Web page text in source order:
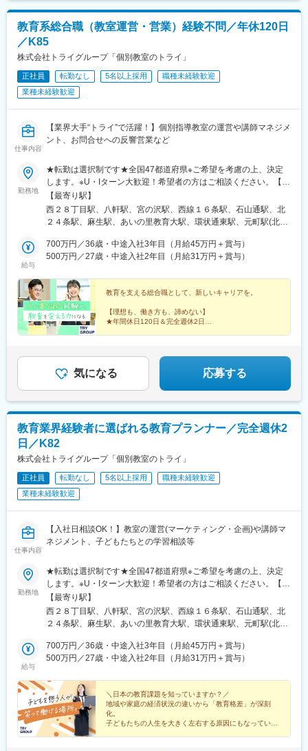
駅、大森台駅、蘇我駅、本千葉駅、葭川公園駅、浜野駅、京成船
橋駅、新船橋駅、公津の杜駅、柏駅、船橋駅、印旛日本医大駅、
印西牧の原駅、鉄道博物館駅、さいたま新都心駅、川口駅、北大
宮駅、大宮駅(埼玉県)、東大宮駅、与野本町駅、南与野駅、北本
駅、谷町四丁目駅、なんば駅(地下鉄)、大阪ビジネスパーク駅、心
斎橋駅、森ノ宮駅、長堀橋駅、近鉄日本橋駅、北浜駅(大阪府)、淀
伏見駅(愛知県)、丸の内駅(愛知県)、栄駅(愛知県)、刈谷市駅、定
光寺駅、高蔵寺駅、春日井駅(中央本線)、中部国際空港駅(鉄道)、
勢田駅、同志社前駅、太秦広隆寺駅、四条駅(京都市営)、ハーバー
ランド駅、三宮駅(神戸市営)、県庁前駅(兵庫県)、大倉山駅(兵庫
県)、三ノ宮駅、市民広場駅、計算科学センター駅、貿易センター
駅、灘駅、天神南駅、天神駅、平和通駅、博多駅、白木原駅、春
日原駅、渡辺通駅、恵庭駅、新さっぽろ駅、西１１丁目駅、バス
センター前駅、豊水すすきの駅、中央区役所前駅、東本願寺前
駅、西１５丁目駅、泉中央駅、古川駅、中野栄駅、広瀬通駅、岩
切駅、上島駅、高塚駅、遠州小松駅、日吉町駅、曳馬駅、積志
県)、比治山下駅、矢野駅、向洋駅、岡山駅前駅、三菱自工前駅、
城下駅(岡山県)、栄駅(岡山県)、清輝橋駅、津駅、南四日市駅、島
ケ原駅、明野駅、新鵜沼駅、小泉駅、多治見駅、上呂駅、南草津
駅、手原駅、栗東駅、上所駅、白山駅(新潟県)、高崎駅、境町駅、
新伊勢崎駅、小山駅、東宿郷駅、清陵高校前駅、湯本駅、郡山駅
(熊本県)、厚東駅、梶栗郷台地駅、岩国駅、磯鶏駅、青笹駅、金ケ
崎駅、青森駅、吹越駅、西金沢駅、西泉駅、銀座一丁目駅、新板
橋駅、東銀座駅、さっぽろ駅、仙台駅、虎ノ門ヒルズ駅、新静岡
駅、近鉄名古屋駅、北鉄金沢駅、稲荷町駅(広島県)、櫛田神社前
駅、旭橋駅、住吉駅(東京都)、表参道駅、恵比寿駅、代々木八幡
駅、原宿駅、参宮橋駅、西早稲田駅、麹町駅、東新宿駅、新宿
駅、二重橋前駅、秋葉原駅、上野駅、鶯谷駅、京急蒲田駅、宝町
新橋駅、下神明駅、新馬場駅、反町駅、鶴見駅、六郷土手駅、高
島町駅、桜木町駅、阪東橋駅、上星川駅、二子新地駅、横須賀
駅、新杉田駅、東千葉駅、市川駅、千葉駅、県庁前駅(千葉県)、東
海神駅、北与野駅、加茂宮駅、谷町九丁目駅、天満橋駅、大阪難
波駅、大阪城公園駅、京橋駅(大阪府)、四ツ橋駅、玉造駅、日本橋
駅(大阪府)、なにわ橋駅、肥後橋駅、阿波座駅、名古屋城駅、大須
観音駅、栄町駅(愛知県)、祇園四条駅、興戸駅、撮影所前駅、蚕ノ
駅、三宮・花時計前駅、岩屋駅(兵庫県)、西鉄福岡駅、小倉駅(福
岡県)、東比恵駅、大野城駅、春日駅(福岡県)、薬院駅、新札幌
駅、すすきの駅、西８丁目駅、西線６条駅、あおば通駅、比治山
橋駅、西川緑道公園駅、県庁通り駅、岡山駅、弥生駅、東中央町
駅、犬山遊園駅、南高崎駅、宇都宮駅東口駅、清原地区市民セン
駅、板橋駅、銀座駅、西４丁目駅、霞ケ関駅(東京都)、七ツ屋駅、
胡町駅、代々木公園駅、代々木駅、新宿駅(東京メトロ)、西新宿五
留駅、東日本橋駅、中野富士見町駅、不動前駅、品川駅、国道
駅、平沼橋駅、日本大通り駅、黄金町駅、横須賀中央駅、市川真
間駅、新千葉駅、与野駅、宮原駅、大江橋駅、三条駅(京都府)、常
盤駅(京都府)、大宮駅(京都府)、旧居留地・大丸前駅、花隈駅、神
戸三宮駅(阪神)、中埠頭駅、春日野道駅(阪神線)、赤坂駅(福岡
教育系総合職（教室運営・営業）経験不問／年休120日
／K85
株式会社トライグループ「個別教室のトライ」
正社員 転勤なし 5名以上採用
職種未経験歓迎
業種未経験歓迎
仕事内容
【業界大手“トライ”で活躍！】個別指導教室の運営や講師マネジメ
ント、お問合せへの反響営業など
勤務地
★転勤は選択制です★全国47都道府県※ご希望を考慮の上、決定
します。※U・Iターン大歓迎！希望者の方はご相談ください。【募
集エリア】全国47都道府県■北海道・東北■北海道・青森県・岩手
県・宮城県・秋田県・山形県・福島県■北陸・甲信越■新潟県・富
山県・石川県・福井県・山梨県・長野県■関東■東京都・茨城県・
県・愛知県・三重県■関西■京都府・大阪府・滋賀県・兵庫県・奈
良県・和歌山県■中国■鳥取県・島根県・岡山県・広島県・山口県
長崎県・大分県・熊本県・宮崎県・鹿児島県・沖縄県【受動喫煙
対策】教室内全面禁煙【あなたの好きな街で働けます】全国どこ
でも、あなたの好きな街で働けます。また、転勤は「希望制」で
す。「地域限定社員」として、都道府県をまたぐ転勤がない働き
方も選べるため、あなたの理想のライフスタイルに合った働き方
す。詳細は別途お問い合わせください。
【最寄り駅】
西２８丁目駅、八軒駅、宮の沢駅、西線１６条駅、石山通駅、北
２４条駅、麻生駅、あいの里教育大駅、環状通東駅、元町駅(北海
丁駅、長町南駅、富沢駅、南仙台駅、古川駅、筒井駅(青森県)、上
盛岡駅、秋田駅、山形駅、郡山駅(福島県)、研究学園駅、土浦駅、
駅、熊谷駅、北与野駅、せんげん台駅、稲毛海岸駅、成田駅、本
八幡駅(都営線)、行徳駅、津田沼駅、京成船橋駅、西船橋駅、葭川
公園駅、目白駅、巣鴨駅、中村橋駅、大泉学園駅、荻窪駅、茗荷
谷駅、月島駅、亀戸駅、京成曳舟駅、船堀駅、浅草駅(ＴＸ)、綾瀬
駅、北千住駅、葛西駅、西葛西駅、三軒茶屋駅、高田馬場駅、辻
駅、上大岡駅、横浜駅、平沼橋駅、みなとみらい駅、本郷駅(長野
県)、北長野駅、安茂里駅、篠ノ井駅、南松本駅、新潟駅、大町駅
(富山県)、野町駅、小松駅、武生駅、桜橋駅(静岡県)、春日町駅、
駅、野並駅、金山駅(愛知県)、尾張一宮駅、春田駅、上飯田駅、勝
川駅、小幡駅、三郷駅(愛知県)、瀬戸口駅、藤が丘駅(愛知県)、長
久手古戦場駅、赤池駅(愛知県)、神沢駅、鳴海駅、南大高駅、有松
駅、知立駅、刈谷駅、太田川駅、前後駅、星川駅(三重県)、鈴鹿市
駅、茨木駅、枚方市駅、放出駅、四条畷駅、住道駅、千林大宮
駅、天王寺駅前駅、大阪上本町駅、新石切駅、平野駅(地下鉄)、鳳
営)、西院駅(阪急線)、宇治駅(奈良線)、新田辺駅、松井山手駅、彦
根駅、大和八木駅、大元駅、高島駅(岡山県)、米子駅、山口駅(山
河戸帆待川駅、大原駅(広島県)、西広島駅、西高屋駅、西条駅(広
島県)、呉駅、三原駅、瓦町駅、栗林公園駅、佐古駅、横河原駅、
デンテツターミナルビル前駅、下曽根駅、九州工大前駅、戸畑
駅、平和通駅、城野駅(日豊本線)、徳力公団前駅、黒崎駅前駅、折
尾駅、永犬丸駅、長者原駅、酒殿駅、福工大前駅、香椎花園前
駅、千早駅、箱崎駅、唐津駅、諏訪神社駅、肥前古賀駅、光の森
駅、肥後大津駅、県立体育館前駅、郡元・南駅、谷山駅(鹿児島市
電)、上塩屋駅、滝尾駅、南宮崎駅、浦添前田駅、竜王駅、円山公
駅、さいたま新都心駅、京成成田駅、京成八幡駅、新津田沼駅、
船橋駅、京成西船駅、千葉中央駅、千石駅、富士見台駅、勝どき
駅、亀戸水神駅、曳舟駅、田原町駅(東京都)、西太子堂駅、下落合
駅、京急鶴見駅、南富山駅前駅、たけふ新駅、入江岡駅、中村日
赤駅、東別院駅、名鉄一宮駅、平安通駅、徳重駅、千林駅、天王
給与
700万円／36歳・中途入社3年目（月給45万円＋賞与）
500万円／27歳・中途入社2年目（月給31万円＋賞与）
教育を支える総合職として、新しいキャリアを。
【理想も、働き方も、諦めない】
★年間休日120日＆完全週休2日
気になる 応募する
教育業界経験者に選ばれる教育プランナー／完全週休2
日／K82
株式会社トライグループ「個別教室のトライ」
正社員 転勤なし 5名以上採用
職種未経験歓迎
業種未経験歓迎
仕事内容
【入社日相談OK！】教室の運営(マーケティング・企画)や講師マ
ネジメント、子どもたちとの学習相談等
勤務地
★転勤は選択制です★全国47都道府県※ご希望を考慮の上、決定
します。※U・Iターン大歓迎！希望者の方はご相談ください。【募
集エリア】全国47都道府県■北海道・東北■北海道・青森県・岩手
県・宮城県・秋田県・山形県・福島県■北陸・甲信越■新潟県・富
山県・石川県・福井県・山梨県・長野県■関東■東京都・茨城県・
県・愛知県・三重県■関西■京都府・大阪府・滋賀県・兵庫県・奈
良県・和歌山県■中国■鳥取県・島根県・岡山県・広島県・山口県
長崎県・大分県・熊本県・宮崎県・鹿児島県・沖縄県【受動喫煙
対策】教室内全面禁煙【あなたの好きな街で働けます】全国どこ
でも、あなたの好きな街で働けます。また、転勤は「希望制」で
す。「地域限定社員」として、都道府県をまたぐ転勤がない働き
方も選べるため、あなたの理想のライフスタイルに合った働き方
【最寄り駅】
西２８丁目駅、八軒駅、宮の沢駅、西線１６条駅、石山通駅、北
２４条駅、麻生駅、あいの里教育大駅、環状通東駅、元町駅(北海
丁駅、長町南駅、富沢駅、南仙台駅、古川駅、筒井駅(青森県)、上
盛岡駅、秋田駅、山形駅、郡山駅(福島県)、研究学園駅、土浦駅、
駅、熊谷駅、北与野駅、せんげん台駅、稲毛海岸駅、成田駅、本
八幡駅(都営線)、行徳駅、津田沼駅、京成船橋駅、西船橋駅、葭川
公園駅、目白駅、巣鴨駅、中村橋駅、大泉学園駅、荻窪駅、茗荷
谷駅、月島駅、亀戸駅、京成曳舟駅、船堀駅、浅草駅(ＴＸ)、綾瀬
駅、北千住駅、葛西駅、西葛西駅、三軒茶屋駅、高田馬場駅、辻
給与
700万円／36歳・中途入社3年目（月給45万円＋賞与）
500万円／27歳・中途入社2年目（月給31万円＋賞与）
＼日本の教育課題を知っていますか？／
地域や家庭の経済状況の違いから「教育格差」が深刻
化。
子どもたちの人生を大きく左右する原因にもなっていま